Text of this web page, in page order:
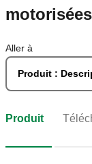
Aller à
Produit :
Produit